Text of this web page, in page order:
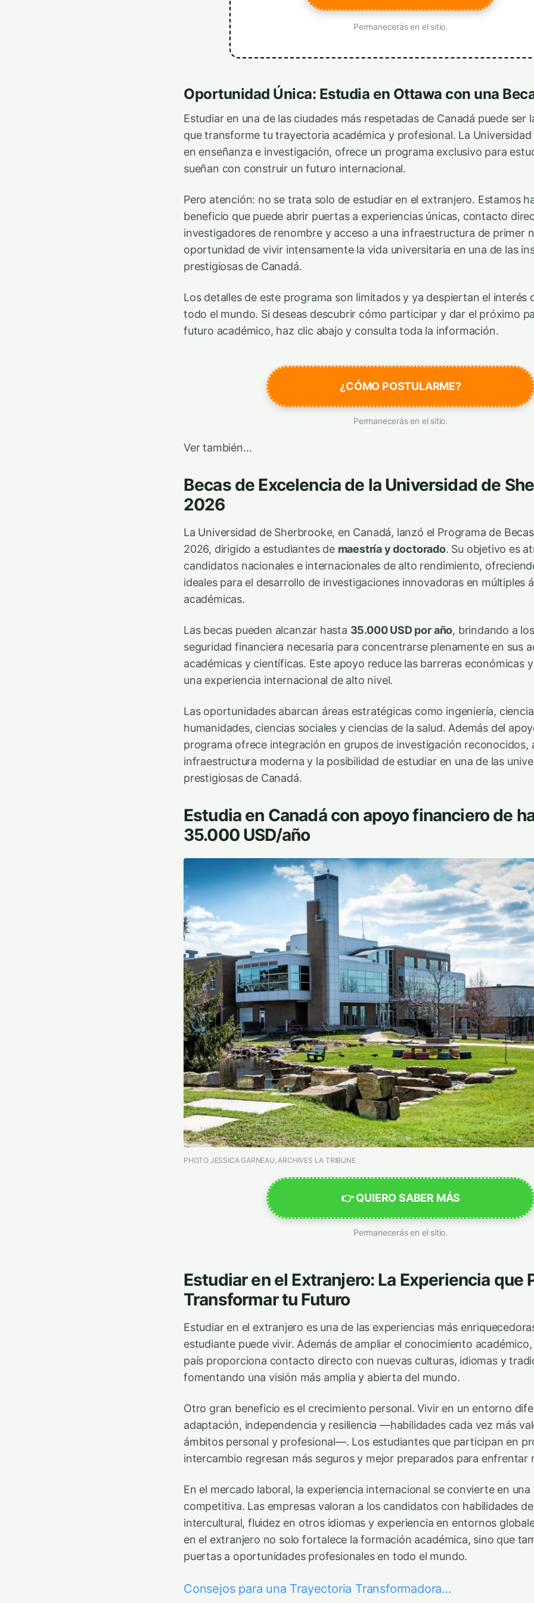
Permanecerás en el sitio.
Oportunidad Única: Estudia en Ottawa con una
Estudiar en una de las ciudades más respetadas de Canadá puede ser
que transforme tu trayectoria académica y profesional. La
en enseñanza e investigación, ofrece un programa exclusivo para
sueñan con construir un futuro internacional.
Pero atención: no se trata solo de estudiar en el extranjero. Estamos
beneficio que puede abrir puertas a experiencias únicas, contacto
investigadores de renombre y acceso a una infraestructura de primer
oportunidad de vivir intensamente la vida universitaria en una de las
prestigiosas de Canadá.
Los detalles de este programa son limitados y ya despiertan el interés
todo el mundo. Si deseas descubrir cómo participar y dar el próximo
futuro académico, haz clic abajo y consulta toda la información.
¿CÓMO POSTULARME?
Permanecerás en el sitio.
Ver también…
Becas de Excelencia de la Universidad de
2026
La Universidad de Sherbrooke, en Canadá, lanzó el Programa de
2026, dirigido a estudiantes de maestría y doctorado. Su objetivo es
candidatos nacionales e internacionales de alto rendimiento,
ideales para el desarrollo de investigaciones innovadoras en múltiples
académicas.
Las becas pueden alcanzar hasta 35.000 USD por año, brindando a
seguridad financiera necesaria para concentrarse plenamente en sus
académicas y científicas. Este apoyo reduce las barreras económicas
una experiencia internacional de alto nivel.
Las oportunidades abarcan áreas estratégicas como ingeniería,
humanidades, ciencias sociales y ciencias de la salud. Además del
programa ofrece integración en grupos de investigación reconocidos,
infraestructura moderna y la posibilidad de estudiar en una de las
prestigiosas de Canadá.
Estudia en Canadá con apoyo financiero de
35.000 USD/año
PHOTO JESSICA GARNEAU, ARCHIVES LA TRIBUNE
👉 QUIERO SABER MÁS
Permanecerás en el sitio.
Estudiar en el Extranjero: La Experiencia que
Transformar tu Futuro
Estudiar en el extranjero es una de las experiencias más
estudiante puede vivir. Además de ampliar el conocimiento
país proporciona contacto directo con nuevas culturas, idiomas y
fomentando una visión más amplia y abierta del mundo.
Otro gran beneficio es el crecimiento personal. Vivir en un entorno
adaptación, independencia y resiliencia —habilidades cada vez más
ámbitos personal y profesional—. Los estudiantes que participan en
intercambio regresan más seguros y mejor preparados para enfrentar
En el mercado laboral, la experiencia internacional se convierte en una
competitiva. Las empresas valoran a los candidatos con habilidades
intercultural, fluidez en otros idiomas y experiencia en entornos
en el extranjero no solo fortalece la formación académica, sino que
puertas a oportunidades profesionales en todo el mundo.
Consejos para una Trayectoria Transformadora…